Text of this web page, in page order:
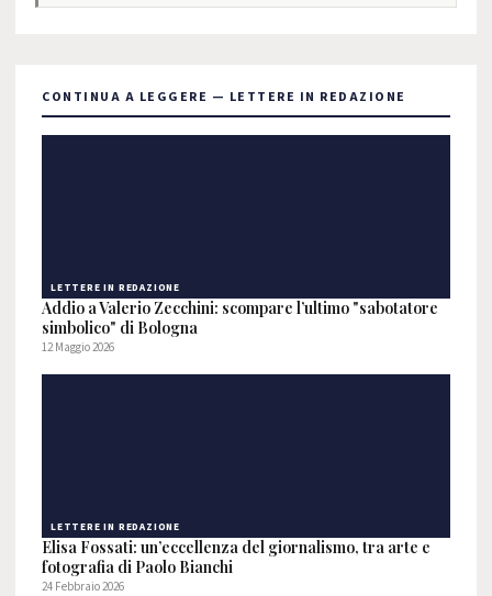
CONTINUA A LEGGERE — LETTERE IN REDAZIONE
LETTERE IN REDAZIONE
Addio a Valerio Zecchini: scompare l’ultimo "sabotatore
simbolico" di Bologna
12 Maggio 2026
LETTERE IN REDAZIONE
Elisa Fossati: un’eccellenza del giornalismo, tra arte e
fotografia di Paolo Bianchi
24 Febbraio 2026